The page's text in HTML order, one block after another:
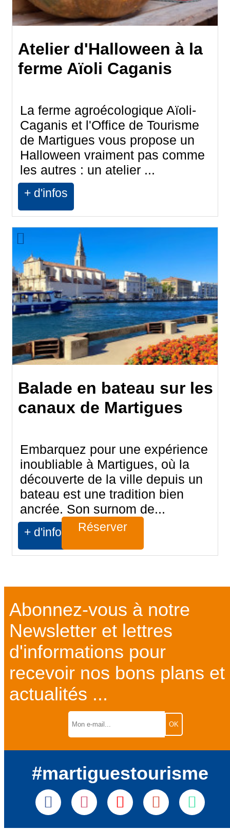
Atelier d'Halloween à la
ferme Aïoli Caganis
La ferme agroécologique Aïoli-
Caganis et l'Office de Tourisme
de Martigues vous propose un
Halloween vraiment pas comme
les autres : un atelier ...
+ d'infos
Balade en bateau sur les
canaux de Martigues
Embarquez pour une expérience
inoubliable à Martigues, où la
découverte de la ville depuis un
bateau est une tradition bien
ancrée. Son surnom de...
+ d'infos Réserver
Abonnez-vous à notre
Newsletter et lettres
d'informations pour
recevoir nos bons plans et
actualités ...
#martiguestourisme